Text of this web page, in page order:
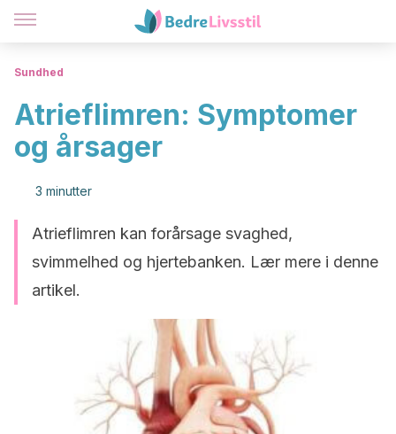
Sundhed
Atrieflimren: Symptomer
og årsager
3 minutter
Atrieflimren kan forårsage svaghed,
svimmelhed og hjertebanken. Lær mere i denne
artikel.